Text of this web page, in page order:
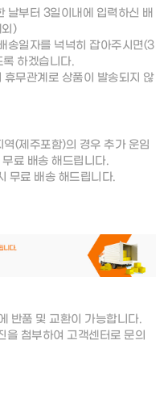
날부터 3일이내에 입력하신 배
)
송일자를 넉넉히 잡아주시면(3
하겠습니다.
무관계로 상품이 발송되지 않
(제주포함)의 경우 추가 운임
료 배송 해드립니다.
무료 배송 해드립니다.
반품 및 교환이 가능합니다.
을 첨부하여 고객센터로 문의